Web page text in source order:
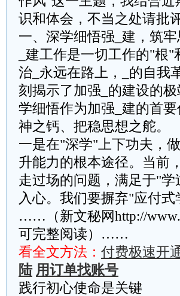
识和体会，不当之处请批
一、深学细悟强_建，筑
_建工作是一切工作的"根
治_永远在路上，_的自我
刻揭示了加强_的建设的
学细悟作为加强_建的首
神之钙、把稳思想之舵。
一是在"深学"上下功夫，
升能力的根本途径。当前
走过场的问题，满足于"
入心。我们要摒弃"应付
……（新文秘网http://
可完整阅读）……
看全文方法： 付费极速开
陆 用订单找账号
践行初心使命是关键